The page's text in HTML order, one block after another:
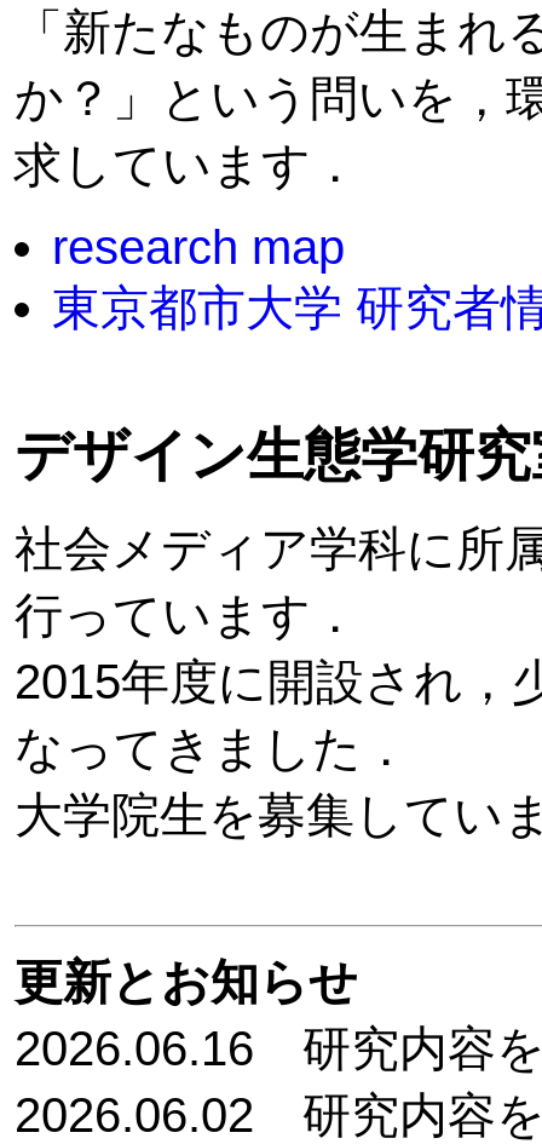
「新たなものが生ま
か？」という問いを，
求しています．
research map
東京都市大学 研究者
デザイン生態学研
社会メディア学科に所
行っています．
2015年度に開設され，
なってきました．
大学院生を募集してい
更新とお知らせ
2026.06.16 研究内容
2026.06.02 研究内容